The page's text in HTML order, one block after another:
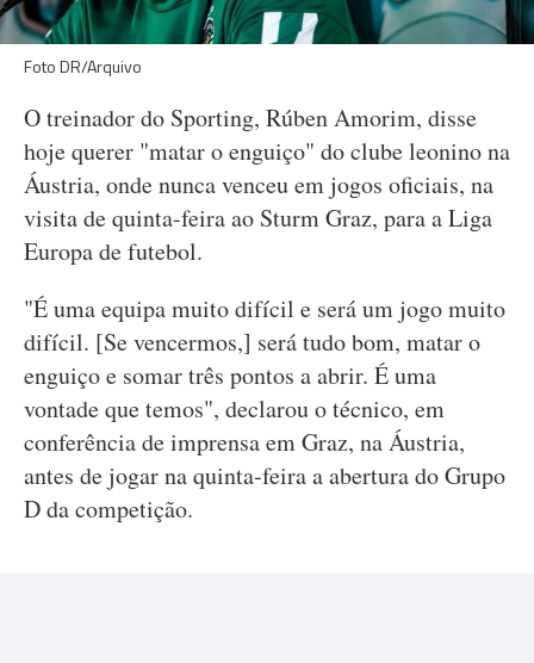
Foto DR/Arquivo
O treinador do Sporting, Rúben Amorim, disse
hoje querer "matar o enguiço" do clube leonino na
Áustria, onde nunca venceu em jogos oficiais, na
visita de quinta-feira ao Sturm Graz, para a Liga
Europa de futebol.
"É uma equipa muito difícil e será um jogo muito
difícil. [Se vencermos,] será tudo bom, matar o
enguiço e somar três pontos a abrir. É uma
vontade que temos", declarou o técnico, em
conferência de imprensa em Graz, na Áustria,
antes de jogar na quinta-feira a abertura do Grupo
D da competição.